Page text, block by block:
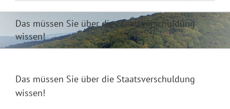
Das müssen Sie über die Staatsverschuldung
wissen!
Das müssen Sie über die Staatsverschuldung
wissen!